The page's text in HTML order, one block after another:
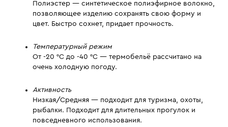
Полиэстер — синтетическое полиэфирное волокно,
позволяющее изделию сохранять свою форму и
цвет. Быстро сохнет, придает прочность.
Температурный режим
От -20 °C до -40 °C — термобельё рассчитано на
очень холодную погоду.
Активность
Низкая/Средняя — подходит для туризма, охоты,
рыбалки. Подходит для длительных прогулок и
повседневного использования.